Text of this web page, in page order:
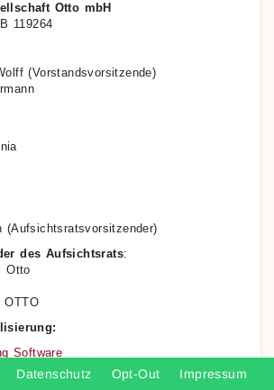
Otto mbH
119264
(Vorstandsvorsitzende)
(Aufsichtsratsvorsitzender)
des Aufsichtsrats:
Otto
Software
Datenschutz Opt-Out Impressum